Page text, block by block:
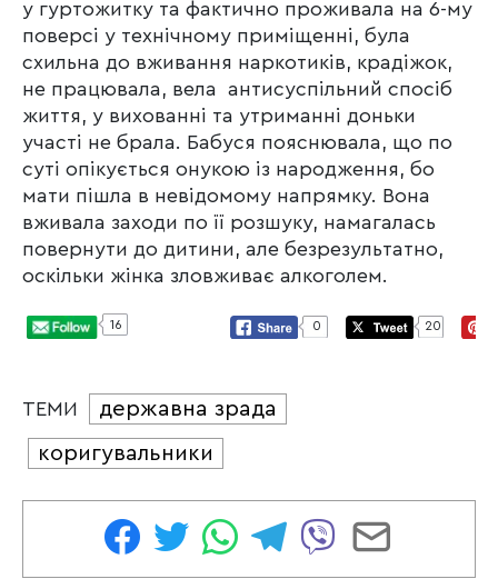
у гуртожитку та фактично проживала на 6-му
поверсі у технічному приміщенні, була
схильна до вживання наркотиків, крадіжок,
не працювала, вела антисуспільний спосіб
життя, у вихованні та утриманні доньки
участі не брала. Бабуся пояснювала, що по
суті опікується онукою із народження, бо
мати пішла в невідомому напрямку. Вона
вживала заходи по її розшуку, намагалась
повернути до дитини, але безрезультатно,
оскільки жінка зловживає алкоголем.
16 0 20
ТЕМИ
державна зрада
коригувальники